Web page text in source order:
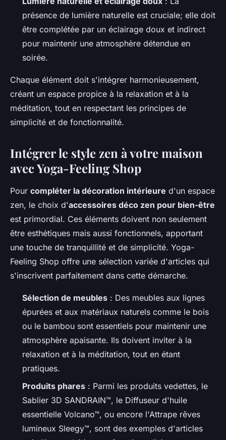
présence de lumière naturelle est cruciale; elle doit
être complétée par un éclairage doux et indirect
pour maintenir une atmosphère détendue en
soirée.
Chaque élément doit s'intégrer harmonieusement,
créant un espace propice à la relaxation et à la
méditation, tout en respectant les principes de
simplicité et de fonctionnalité.
Intégrer le style zen à votre maison
avec Yoga-Feeling Shop
Pour compléter la décoration intérieure d'un espace
zen, le choix d'accessoires déco zen pour bien-être
est primordial. Ces éléments doivent non seulement
être esthétiques mais aussi fonctionnels, apportant
une touche de tranquillité et de simplicité. Yoga-
Feeling Shop offre une sélection variée d'articles qui
s'inscrivent parfaitement dans cette démarche.
Sélection de meubles : Des meubles aux lignes
épurées et aux matériaux naturels comme le bois
ou le bambou sont essentiels pour maintenir une
atmosphère apaisante. Ils doivent inviter à la
relaxation et à la méditation, tout en étant
pratiques.
Produits phares : Parmi les produits vedettes, le
Sablier 3D SANDRAIN™, le Diffuseur d'huile
essentielle Volcano™, ou encore l'Attrape rêves
lumineux Sleegy™, sont des exemples d'articles